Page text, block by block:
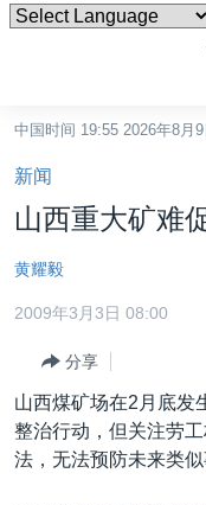
碍
链
接
跳
转
内
转
到
导
台湾
港澳
国际
最新国际新闻
印太
分类新闻
经济·金融·贸易
美中关系
中国时间 19:55 2026年8月9
新闻
山西重大矿难
黄耀毅
2009年3月3日 08:00
分享
山西煤矿场在2月底发
整治行动，但关注劳
法，无法预防未来类似